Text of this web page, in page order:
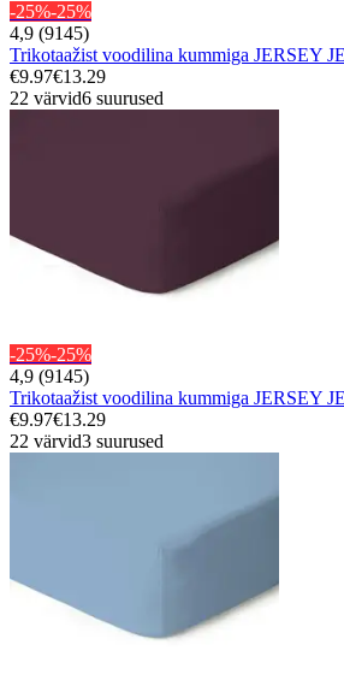
-25%-25%
4,9 (9145)
Trikotaažist voodilina kummiga JERSEY
€9.97€13.29
22 värvid6 suurused
-25%-25%
4,9 (9145)
Trikotaažist voodilina kummiga JERSEY
€9.97€13.29
22 värvid3 suurused